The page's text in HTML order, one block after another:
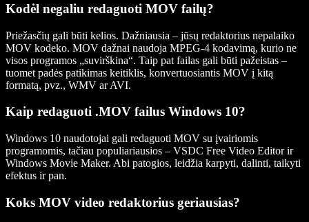
Kodėl negaliu redaguoti MOV failų?
Priežasčių gali būti kelios. Dažniausia – jūsų redaktorius nepalaiko
MOV kodeko. MOV dažnai naudoja MPEG-4 kodavimą, kurio ne
visos programos „suvirškina“. Taip pat failas gali būti pažeistas –
tuomet padės patikimas keitiklis, konvertuosiantis MOV į kitą
formatą, pvz., WMV ar AVI.
Kaip redaguoti .MOV failus Windows 10?
Windows 10 naudotojai gali redaguoti MOV su įvairiomis
programomis, tačiau populiariausios – VSDC Free Video Editor ir
Windows Movie Maker. Abi patogios, leidžia karpyti, dalinti, taikyti
efektus ir pan.
Koks MOV video redaktorius geriausias?